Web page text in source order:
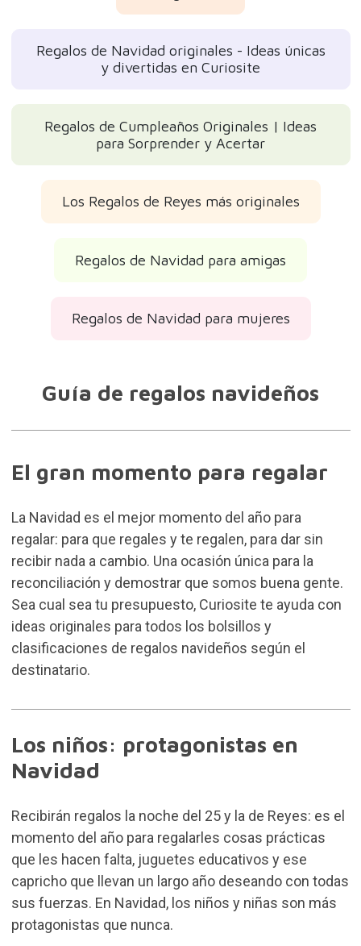
Regalos de Navidad originales - Ideas únicas
y divertidas en Curiosite
Regalos de Cumpleaños Originales | Ideas
para Sorprender y Acertar
Los Regalos de Reyes más originales
Regalos de Navidad para amigas
Regalos de Navidad para mujeres
Guía de regalos navideños
El gran momento para regalar
La Navidad es el mejor momento del año para
regalar: para que regales y te regalen, para dar sin
recibir nada a cambio. Una ocasión única para la
reconciliación y demostrar que somos buena gente.
Sea cual sea tu presupuesto, Curiosite te ayuda con
ideas originales para todos los bolsillos y
clasificaciones de regalos navideños según el
destinatario.
Los niños: protagonistas en
Navidad
Recibirán regalos la noche del 25 y la de Reyes: es el
momento del año para regalarles cosas prácticas
que les hacen falta, juguetes educativos y ese
capricho que llevan un largo año deseando con todas
sus fuerzas. En Navidad, los niños y niñas son más
protagonistas que nunca.